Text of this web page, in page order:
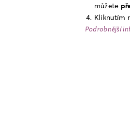
můžete
Kliknutím
Podrobnější